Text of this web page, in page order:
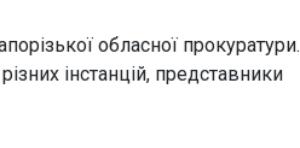
обласної прокуратури.
інстанцій, представники